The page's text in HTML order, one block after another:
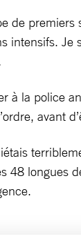
de
intensifs.
la police
avant
48 longues